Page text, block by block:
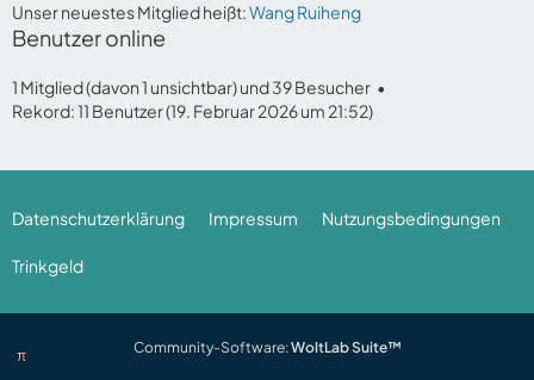
Unser neuestes Mitglied heißt:Wang Ruiheng
Benutzer online
1 Mitglied (davon 1 unsichtbar) und 39 Besucher
Rekord: 11 Benutzer (19. Februar 2026 um 21:52)
Datenschutzerklärung Impressum Nutzungsbedingungen
Trinkgeld
Community-Software:WoltLab Suite™
π